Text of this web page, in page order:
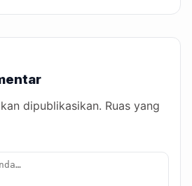
dipublikasikan. Ruas yang